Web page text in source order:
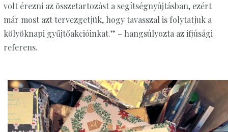
volt érezni az összetartozást a segítségnyújtásban, ezért
már most azt tervezgetjük, hogy tavasszal is folytatjuk a
kölyöknapi gyűjtőakcióinkat.” – hangsúlyozta az ifjúsági
referens.